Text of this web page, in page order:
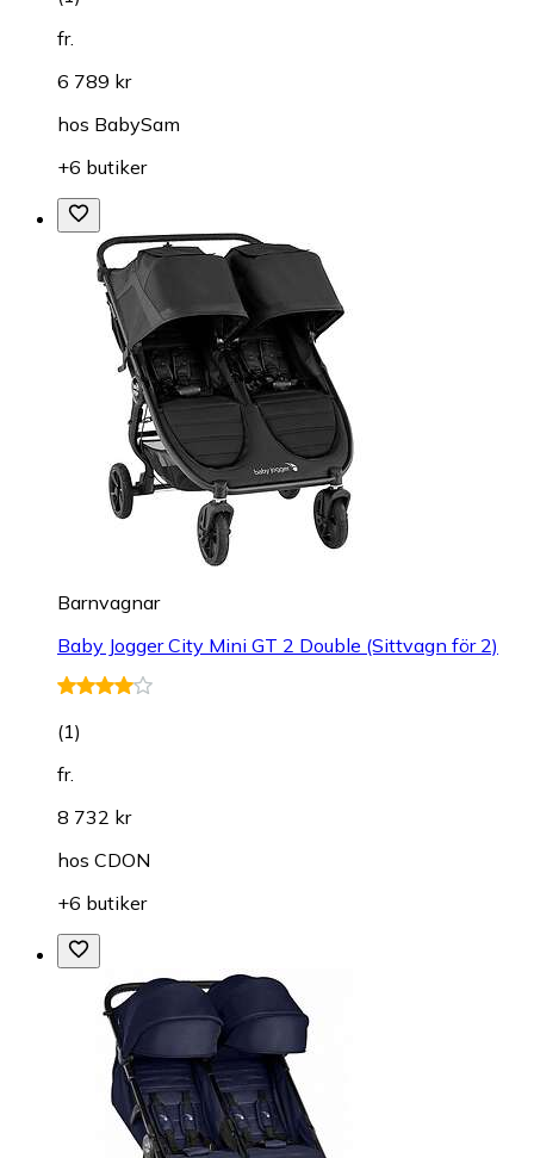
fr.
6 789 kr
hos BabySam
+6 butiker
Barnvagnar
Baby Jogger City Mini GT 2 Double (Sittvagn för 2)
(1)
fr.
8 732 kr
hos CDON
+6 butiker